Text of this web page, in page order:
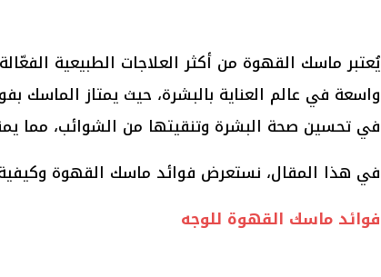
يُعتبر ماسك القهوة من أكثر العلاجات الطبيعية
واسعة في عالم العناية بالبشرة، حيث يمتاز الماسك
في تحسين صحة البشرة وتنقيتها من الشوائب، مما
في هذا المقال، نستعرض فوائد ماسك القهوة
فوائد ماسك القهوة للوجه